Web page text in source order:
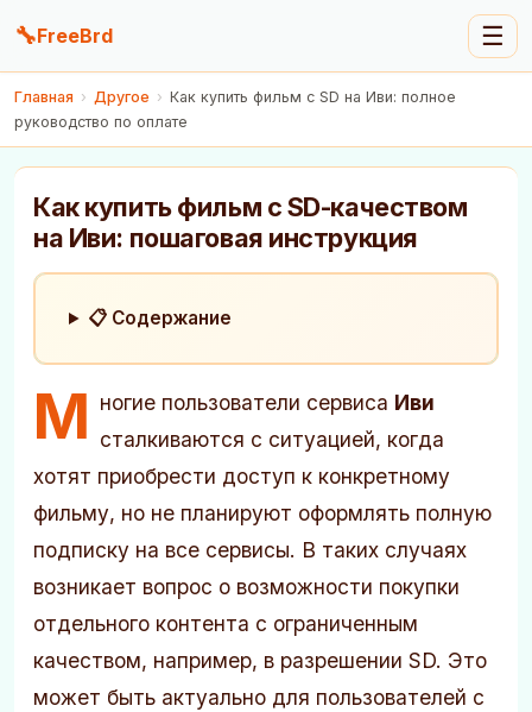
🔧FreeBrd ☰
Главная › Другое › Как купить фильм с SD на Иви: полное
руководство по оплате
Как купить фильм с SD-качеством
на Иви: пошаговая инструкция
📋 Содержание
М ногие пользователи сервиса Иви
сталкиваются с ситуацией, когда
хотят приобрести доступ к конкретному
фильму, но не планируют оформлять полную
подписку на все сервисы. В таких случаях
возникает вопрос о возможности покупки
отдельного контента с ограниченным
качеством, например, в разрешении SD. Это
может быть актуально для пользователей с